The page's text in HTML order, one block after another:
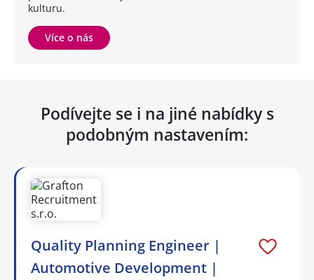
kulturu.
Více o nás
Podívejte se i na jiné nabídky s
podobným nastavením:
Quality Planning Engineer |
Automotive Development |